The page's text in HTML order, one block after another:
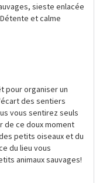
sieste enlacée
et calme
pour organiser un
des sentiers
vous sentirez seuls
de ce doux moment
petits oiseaux et du
du lieu vous
animaux sauvages!